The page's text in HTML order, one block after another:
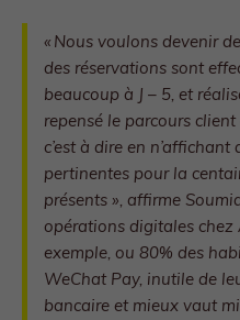
« Nous voulons devenir
des réservations sont
beaucoup à J – 5, et
repensé le parcours
c’est à dire en
pertinentes pour la
présents », affirme
opérations digitales chez
exemple, ou 80% des
WeChat Pay, inutile de
bancaire et mieux vaut